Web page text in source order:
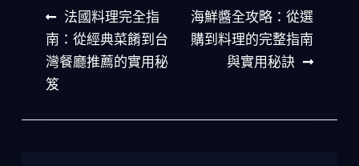
文
章
導
覽
法國料理完全指
南：從經典菜餚到台
灣餐廳推薦的實用秘
笈
海鮮醬全攻略：從選
購到料理的完整指南
與實用秘訣